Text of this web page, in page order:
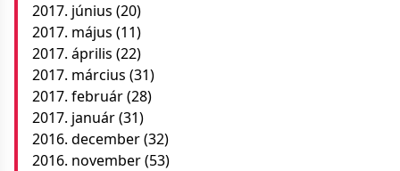
2017. június (20)
2017. május (11)
2017. április (22)
2017. március (31)
2017. február(28)
2017. január(31)
2016. december(32)
2016. november(53)